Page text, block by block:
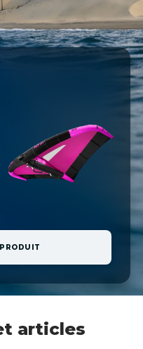
articles